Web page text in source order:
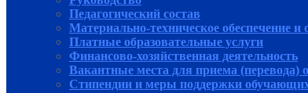
Педагогический состав
Материально-техническое обеспечение и
Платные образовательные услуги
Финансово-хозяйственная деятельность
Вакантные места для приема (перевода)
Стипендии и меры поддержки